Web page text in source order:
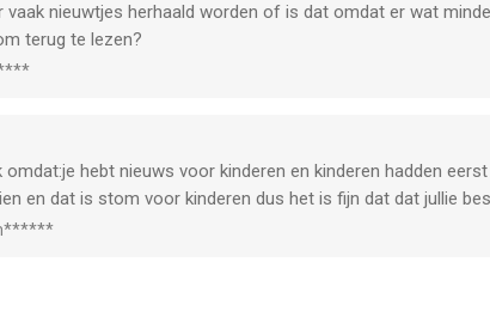
vaak nieuwtjes herhaald worden of is dat omdat er wat
terug te lezen?
omdat:je hebt nieuws voor kinderen en kinderen hadden
en dat is stom voor kinderen dus het is fijn dat dat jullie